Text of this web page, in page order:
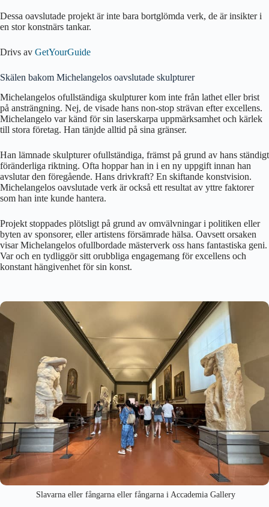
Dessa oavslutade projekt är inte bara bortglömda verk, de är insikter i
en stor konstnärs tankar.
Drivs av GetYourGuide
Skälen bakom Michelangelos oavslutade skulpturer
Michelangelos ofullständiga skulpturer kom inte från lathet eller brist
på ansträngning. Nej, de visade hans non-stop strävan efter excellens.
Michelangelo var känd för sin laserskarpa uppmärksamhet och kärlek
till stora företag. Han tänjde alltid på sina gränser.
Han lämnade skulpturer ofullständiga, främst på grund av hans ständigt
föränderliga riktning. Ofta hoppar han in i en ny uppgift innan han
avslutar den föregående. Hans drivkraft? En skiftande konstvision.
Michelangelos oavslutade verk är också ett resultat av yttre faktorer
som han inte kunde hantera.
Projekt stoppades plötsligt på grund av omvälvningar i politiken eller
byten av sponsorer, eller artistens försämrade hälsa. Oavsett orsaken
visar Michelangelos ofullbordade mästerverk oss hans fantastiska geni.
Var och en tydliggör sitt orubbliga engagemang för excellens och
konstant hängivenhet för sin konst.
Slavarna eller fångarna eller fångarna i Accademia Gallery